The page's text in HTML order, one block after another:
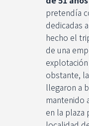
pretendía
dedicadas
hecho el
de una
obstante,
llegaron a
mantenido
en la plaza